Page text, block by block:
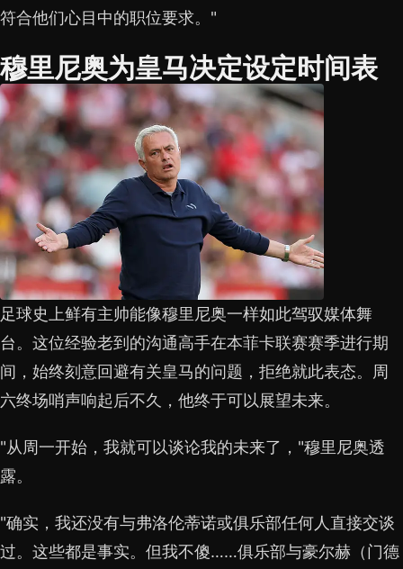
符合他们心目中的职位要求。"
穆里尼奥为皇马决定设定时间表
足球史上鲜有主帅能像穆里尼奥一样如此驾驭媒体舞
台。这位经验老到的沟通高手在本菲卡联赛赛季进行期
间，始终刻意回避有关皇马的问题，拒绝就此表态。周
六终场哨声响起后不久，他终于可以展望未来。
"从周一开始，我就可以谈论我的未来了，"穆里尼奥透
露。
"确实，我还没有与弗洛伦蒂诺或俱乐部任何人直接交谈
过。这些都是事实。但我不傻……俱乐部与豪尔赫（门德